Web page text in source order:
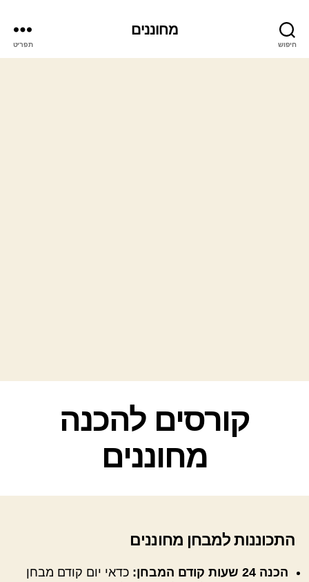
חיפוש
מחוננים
תפריט
קטגוריות
קורסים להכנה
מחוננים
התכוננות למבחן מחוננים
הכנה 24 שעות קודם המבחן:
כדאי יום קודם מבחן